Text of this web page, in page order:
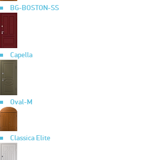
BG-BOSTON-SS
Capella
Oval-M
Classica Elite